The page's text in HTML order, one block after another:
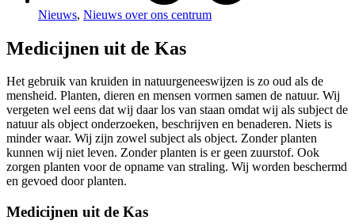
Nieuws, Nieuws over ons centrum
Medicijnen uit de Kas
Het gebruik van kruiden in natuurgeneeswijzen is zo oud als de
mensheid. Planten, dieren en mensen vormen samen de natuur. Wij
vergeten wel eens dat wij daar los van staan omdat wij als subject de
natuur als object onderzoeken, beschrijven en benaderen. Niets is
minder waar. Wij zijn zowel subject als object. Zonder planten
kunnen wij niet leven. Zonder planten is er geen zuurstof. Ook
zorgen planten voor de opname van straling. Wij worden beschermd
en gevoed door planten.
Medicijnen uit de Kas